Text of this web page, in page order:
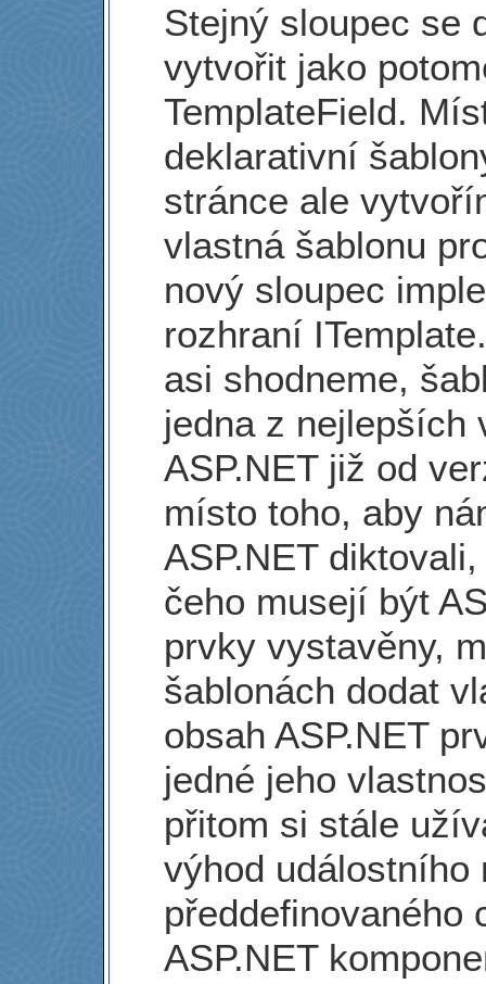
Stejný sloupec se
vytvořit jako
TemplateField.
deklarativní
stránce ale
vlastná šablonu
nový sloupec
rozhraní
asi shodneme,
jedna z nejlepších
ASP.NET již od
místo toho, aby
ASP.NET
čeho musejí být
prvky vystavěny,
šablonách dodat
obsah ASP.NET
jedné jeho
přitom si stále
výhod událostního
předdefinovaného
ASP.NET